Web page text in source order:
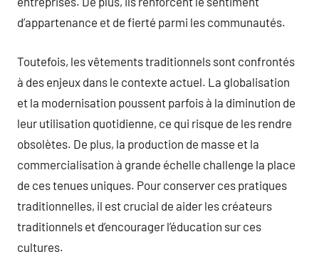
d’appartenance et de fierté parmi les communautés.
Toutefois, les vêtements traditionnels sont confrontés
à des enjeux dans le contexte actuel. La globalisation
et la modernisation poussent parfois à la diminution de
leur utilisation quotidienne, ce qui risque de les rendre
obsolètes. De plus, la production de masse et la
commercialisation à grande échelle challenge la place
de ces tenues uniques. Pour conserver ces pratiques
traditionnelles, il est crucial de aider les créateurs
traditionnels et d’encourager l’éducation sur ces
cultures.